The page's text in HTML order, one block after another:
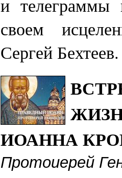
Астанайская
Храм во
Астраханская
Храм
и телеграммы
своем
Сергей Бехтеев.
ИОАННА
Протоиерей